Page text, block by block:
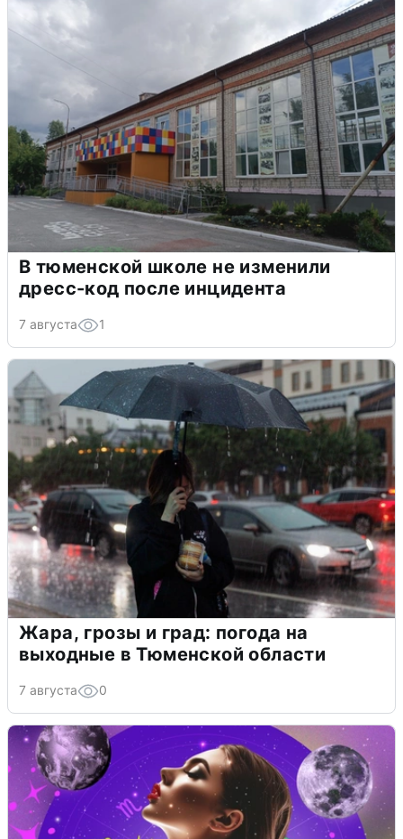
В тюменской школе не изменили
дресс-код после инцидента
7 августа 1
Жара, грозы и град: погода на
выходные в Тюменской области
7 августа 0